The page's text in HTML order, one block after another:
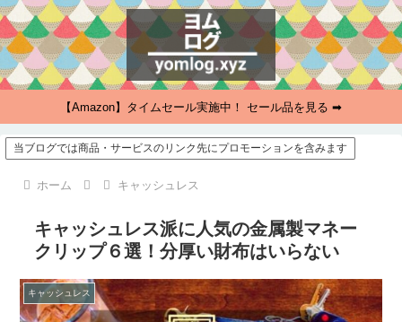
【Amazon】タイムセール実施中！ セール品を見る ➡
当ブログでは商品・サービスのリンク先にプロモーションを含みます
ホーム キャッシュレス
キャッシュレス派に人気の金属製マネー
クリップ６選！分厚い財布はいらない
キャッシュレス